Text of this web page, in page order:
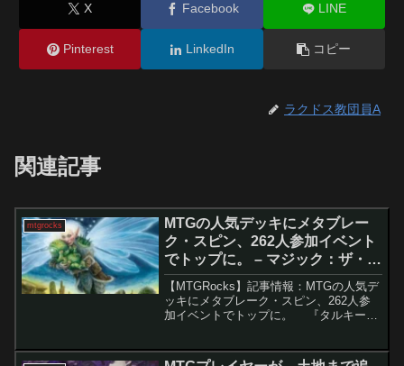
X Facebook LINE
Pinterest LinkedIn コピー
ラクドス教団員A
関連記事
mtgrocks
MTGの人気デッキにメタブレー
ク・スピン、262人参加イベント
でトップに。 – マジック：ザ・ギ
ャザリング
【MTGRocks】記事情報：MTGの人気デ
ッキにメタブレーク・スピン、262人参
加イベントでトップに。 『タルキー
の短刀」を中心としたイゼット・果敢。